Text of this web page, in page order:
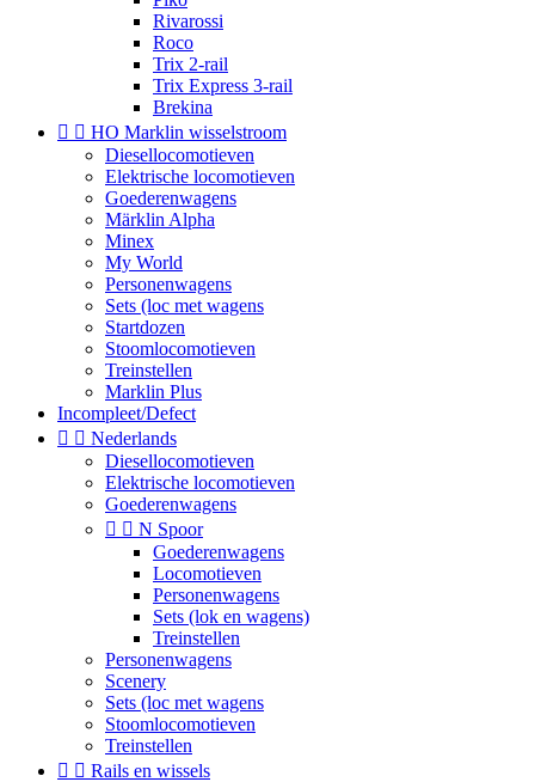
Rivarossi
Roco
Trix 2-rail
Trix Express 3-rail
Brekina
  HO Marklin wisselstroom
Diesellocomotieven
Elektrische locomotieven
Goederenwagens
Märklin Alpha
Minex
My World
Personenwagens
Sets (loc met wagens
Startdozen
Stoomlocomotieven
Treinstellen
Marklin Plus
Incompleet/Defect
  Nederlands
Diesellocomotieven
Elektrische locomotieven
Goederenwagens
  N Spoor
Goederenwagens
Locomotieven
Personenwagens
Sets (lok en wagens)
Treinstellen
Personenwagens
Scenery
Sets (loc met wagens
Stoomlocomotieven
Treinstellen
  Rails en wissels